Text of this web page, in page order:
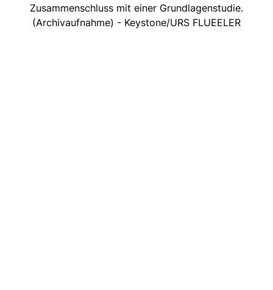
Zusammenschluss mit einer Grundlagenstudie.
(Archivaufnahme) - Keystone/URS FLUEELER